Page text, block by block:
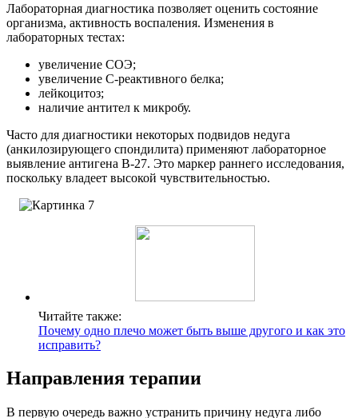
Лабораторная диагностика позволяет оценить состояние
организма, активность воспаления. Изменения в
лабораторных тестах:
увеличение СОЭ;
увеличение С-реактивного белка;
лейкоцитоз;
наличие антител к микробу.
Часто для диагностики некоторых подвидов недуга
(анкилозирующего спондилита) применяют лабораторное
выявление антигена В-27. Это маркер раннего исследования,
поскольку владеет высокой чувствительностью.
Читайте также:
Почему одно плечо может быть выше другого и как это
исправить?
Направления терапии
В первую очередь важно устранить причину недуга либо